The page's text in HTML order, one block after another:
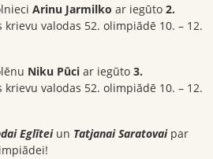
Arinu Jarmilko ar iegūto 2.
krievu valodas 52. olimpiādē 10. – 12.
Niku Pūci ar iegūto 3.
krievu valodas 52. olimpiādē 10. – 12.
Eglīteiun Tatjanai Saratovaipar